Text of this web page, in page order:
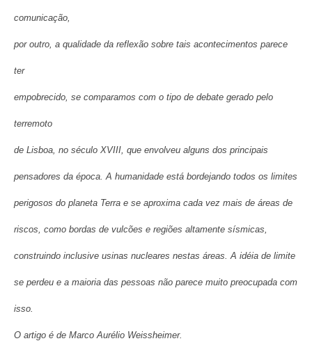
comunicação,
por outro, a qualidade da reflexão sobre tais acontecimentos parece
ter
empobrecido, se comparamos com o tipo de debate gerado pelo
terremoto
de Lisboa, no século XVIII, que envolveu alguns dos principais
pensadores da época. A humanidade está bordejando todos os limites
perigosos do planeta Terra e se aproxima cada vez mais de áreas de
riscos, como bordas de vulcões e regiões altamente sísmicas,
construindo inclusive usinas nucleares nestas áreas. A idéia de limite
se perdeu e a maioria das pessoas não parece muito preocupada com
isso.
O artigo é de Marco Aurélio Weissheimer.